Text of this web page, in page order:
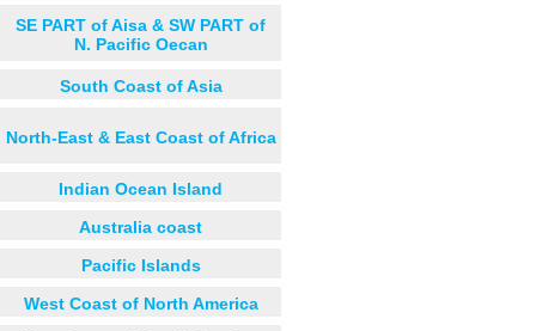
SE PART of Aisa & SW PART of
N. Pacific Oecan
South Coast of Asia
North-East & East Coast of Africa
Indian Ocean Island
Australia coast
Pacific Islands
West Coast of North America